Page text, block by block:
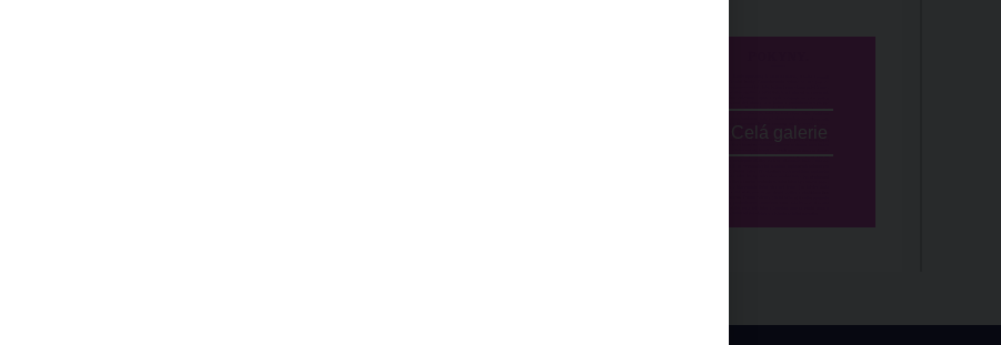
Celá galerie